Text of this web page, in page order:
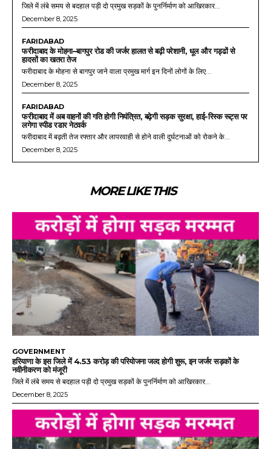
जिले में लंबे समय से बदहाल पड़ी दो प्रमुख सड़कों के पुनर्निर्माण को आखिरकार...
December 8, 2025
FARIDABAD
फरीदाबाद के मोहना–बागपुर रोड की जर्जर हालत से बढ़ी परेशानी, धूल और गड्ढों से
हादसों का खतरा तेज
फरीदाबाद के मोहना से बागपुर जाने वाला प्रमुख मार्ग इन दिनों लोगों के लिए...
December 8, 2025
FARIDABAD
फरीदाबाद में अब वाहनों की गति होगी नियंत्रित, बढ़ेगी सड़क सुरक्षा, हाई-रिस्क रूट्स पर
लगेगा स्पीड रडार नेटवर्क
फरीदाबाद में बढ़ती तेज रफ्तार और लापरवाही से होने वाली दुर्घटनाओं को रोकने के...
December 8, 2025
MORE LIKE THIS
GOVERNMENT
हरियाणा के इस जिले में 4.53 करोड़ की परियोजना जल्द होगी शुरू, इन जर्जर सड़कों के
नवीनीकरण को मंजूरी
जिले में लंबे समय से बदहाल पड़ी दो प्रमुख सड़कों के पुनर्निर्माण को आखिरकार...
December 8, 2025